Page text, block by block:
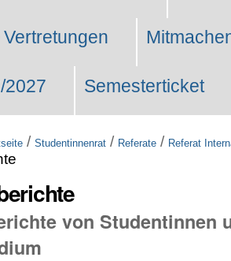
2027 Semesterticket
/ Studentinnenrat / Referate / Referat
von Studentinnen